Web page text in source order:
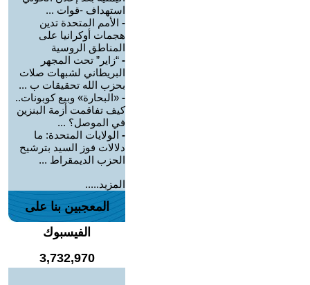
استهداف -قوات ...
- الأمم المتحدة تدين
هجمات أوكرانيا على
المناطق الروسية
- “زاير” تحت المجهر
البريطاني لشبهات صلات
بحزب الله تحقيقات ب ...
- «البحارة» وبيع كوبونات..
كيف تفاقمت أزمة البنزين
في الموصل؟ ...
- الولايات المتحدة: ما
دلالات فوز السيد بترشيح
الحزب الديمقراط ...
المزيد.....
المعجبين بنا على
الفيسبوك
3,732,970